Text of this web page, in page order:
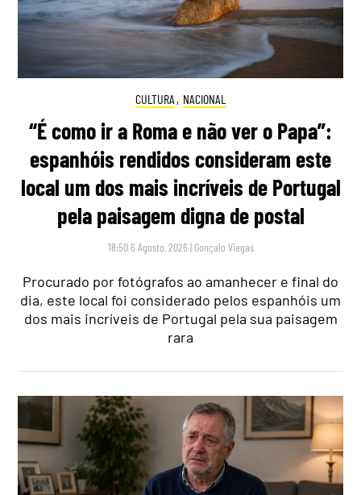
CULTURA , NACIONAL
“É como ir a Roma e não ver o Papa”:
espanhóis rendidos consideram este
local um dos mais incríveis de Portugal
pela paisagem digna de postal
18:50 6 Agosto, 2026 | Gonçalo Viegas
Procurado por fotógrafos ao amanhecer e final do
dia, este local foi considerado pelos espanhóis um
dos mais incríveis de Portugal pela sua paisagem
rara